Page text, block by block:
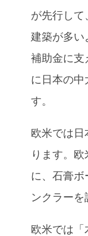
が先行し
建築が多い
補助金に支
に日本の
す。
欧米では
ります。
に、石膏
ンクラーを
欧米では